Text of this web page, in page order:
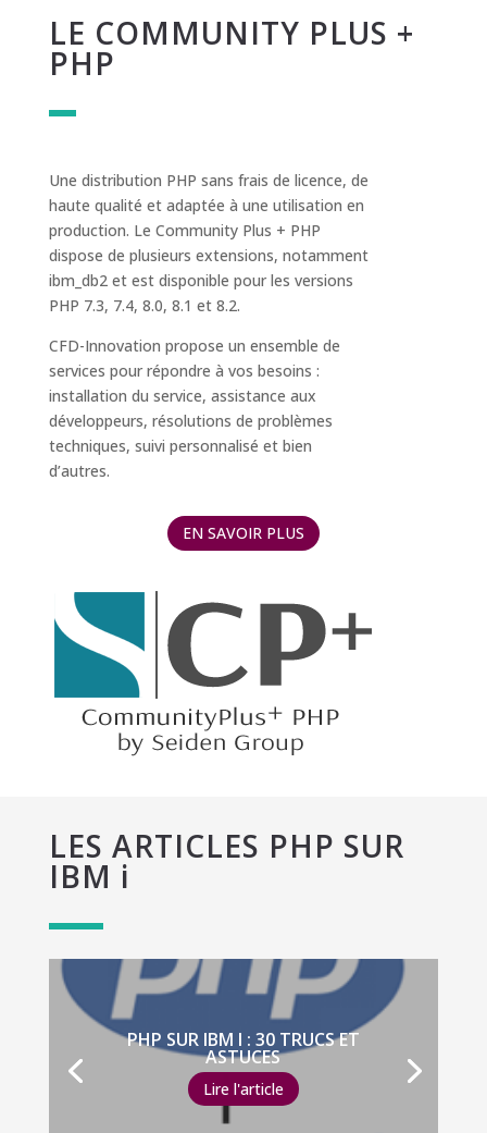
LE COMMUNITY PLUS +
PHP
Une distribution PHP sans frais de licence, de
haute qualité et adaptée à une utilisation en
production. Le Community Plus + PHP
dispose de plusieurs extensions, notamment
ibm_db2 et est disponible pour les versions
PHP 7.3, 7.4, 8.0, 8.1 et 8.2.
CFD-Innovation propose un ensemble de
services pour répondre à vos besoins :
installation du service, assistance aux
développeurs, résolutions de problèmes
techniques, suivi personnalisé et bien
d’autres.
EN SAVOIR PLUS
LES ARTICLES PHP SUR
IBM i
PHP SUR IBM I : 30 TRUCS ET
ASTUCES
Lire l'article